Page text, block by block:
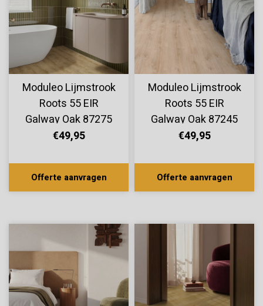
Moduleo Lijmstrook
Roots 55 EIR
Galway Oak 87275
€49,95
Offerte aanvragen
Moduleo Lijmstrook
Roots 55 EIR
Galway Oak 87245
€49,95
Offerte aanvragen